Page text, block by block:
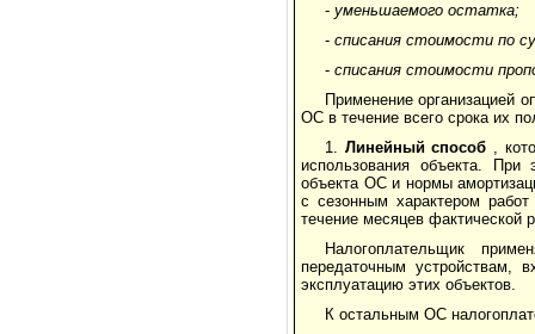
- уменьша­емого остатка;
- списания стоимости по
- списания стоимо­сти
Применение организацией
ОС в течение всего срока их
1. Линейный способ ,
использования объекта. При
объекта ОС и нормы
с сезонным характе­ром
течение месяцев фактической
Налогоплательщик
передаточным устройствам,
эксплуатацию этих объектов.
К остальным ОС